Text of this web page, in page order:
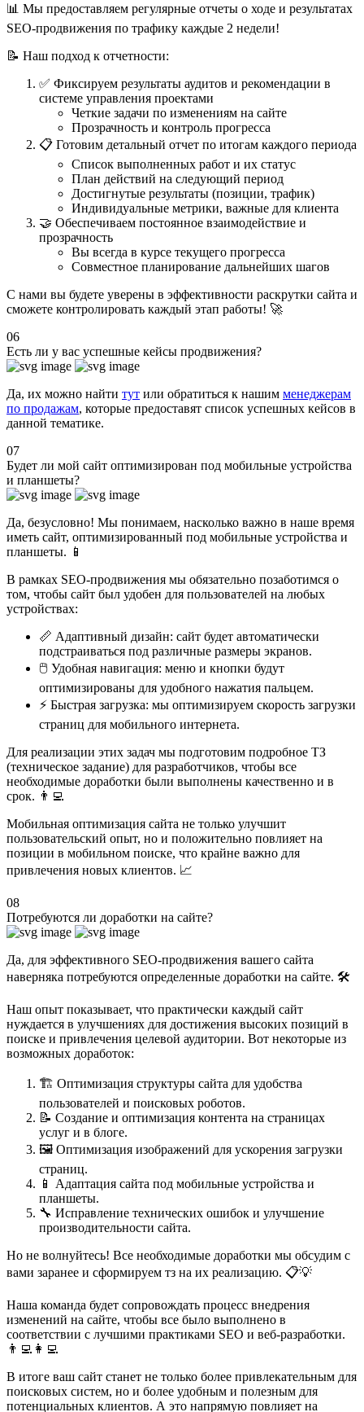
📊 Мы предоставляем регулярные отчеты о ходе и результатах
SEO-продвижения по трафику каждые 2 недели!
📝 Наш подход к отчетности:
✅ Фиксируем результаты аудитов и рекомендации в
системе управления проектами
Четкие задачи по изменениям на сайте
Прозрачность и контроль прогресса
📋 Готовим детальный отчет по итогам каждого периода
Список выполненных работ и их статус
План действий на следующий период
Достигнутые результаты (позиции, трафик)
Индивидуальные метрики, важные для клиента
🤝 Обеспечиваем постоянное взаимодействие и
прозрачность
Вы всегда в курсе текущего прогресса
Совместное планирование дальнейших шагов
С нами вы будете уверены в эффективности раскрутки сайта и
сможете контролировать каждый этап работы! 🚀
06
Есть ли у вас успешные кейсы продвижения?
Да, их можно найти тут или обратиться к нашим менеджерам
по продажам, которые предоставят список успешных кейсов в
данной тематике.
07
Будет ли мой сайт оптимизирован под мобильные устройства
и планшеты?
Да, безусловно! Мы понимаем, насколько важно в наше время
иметь сайт, оптимизированный под мобильные устройства и
планшеты. 📱
В рамках SEO-продвижения мы обязательно позаботимся о
том, чтобы сайт был удобен для пользователей на любых
устройствах:
📏 Адаптивный дизайн: сайт будет автоматически
подстраиваться под различные размеры экранов.
🖱️ Удобная навигация: меню и кнопки будут
оптимизированы для удобного нажатия пальцем.
⚡ Быстрая загрузка: мы оптимизируем скорость загрузки
страниц для мобильного интернета.
Для реализации этих задач мы подготовим подробное ТЗ
(техническое задание) для разработчиков, чтобы все
необходимые доработки были выполнены качественно и в
срок. 👨‍💻
Мобильная оптимизация сайта не только улучшит
пользовательский опыт, но и положительно повлияет на
позиции в мобильном поиске, что крайне важно для
привлечения новых клиентов. 📈
08
Потребуются ли доработки на сайте?
Да, для эффективного SEO-продвижения вашего сайта
наверняка потребуются определенные доработки на сайте. 🛠️
Наш опыт показывает, что практически каждый сайт
нуждается в улучшениях для достижения высоких позиций в
поиске и привлечения целевой аудитории. Вот некоторые из
возможных доработок:
🏗️ Оптимизация структуры сайта для удобства
пользователей и поисковых роботов.
📝 Создание и оптимизация контента на страницах
услуг и в блоге.
🖼️ Оптимизация изображений для ускорения загрузки
страниц.
📱 Адаптация сайта под мобильные устройства и
планшеты.
🔧 Исправление технических ошибок и улучшение
производительности сайта.
Но не волнуйтесь! Все необходимые доработки мы обсудим с
вами заранее и сформируем тз на их реализацию. 📋💡
Наша команда будет сопровождать процесс внедрения
изменений на сайте, чтобы все было выполнено в
соответствии с лучшими практиками SEO и веб-разработки.
👨‍💻👩‍💻
В итоге ваш сайт станет не только более привлекательным для
поисковых систем, но и более удобным и полезным для
потенциальных клиентов. А это напрямую повлияет на